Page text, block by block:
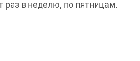
раз в неделю, по пятницам.